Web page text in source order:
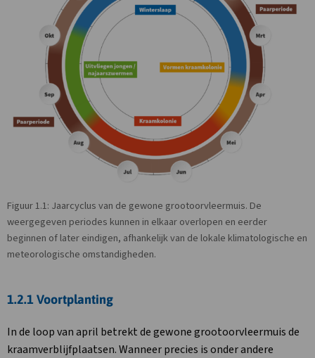
Figuur 1.1: Jaarcyclus van de gewone grootoorvleermuis. De
weergegeven periodes kunnen in elkaar overlopen en eerder
beginnen of later eindigen, afhankelijk van de lokale klimatologische en
meteorologische omstandigheden.
1.2.1 Voortplanting
In de loop van april betrekt de gewone grootoorvleermuis de
kraamverblijfplaatsen. Wanneer precies is onder andere